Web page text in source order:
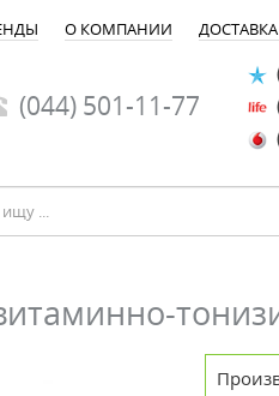
О КОМПАНИИ
(044) 501-11-77